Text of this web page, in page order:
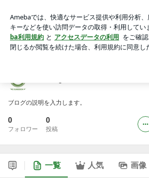
アプリをダウンロードして ブログの更新通知
ょう。
ブログの説明を入力します。
0
フォロワー
0
投稿
一覧 人気 画像